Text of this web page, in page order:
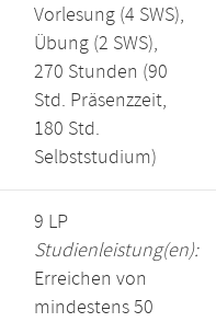
Vorlesung (4 SWS),
Übung (2 SWS),
270 Stunden (90
Std. Präsenzzeit,
180 Std.
Selbststudium)
9 LP
Studienleistung(en):
Erreichen von
mindestens 50